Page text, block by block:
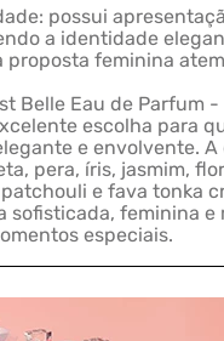
possui
a identidade
proposta feminina
Belle Eau de Parfum
escolha para
e envolvente. A
pera, íris, jasmim,
e fava tonka
sofisticada, feminina e
especiais.